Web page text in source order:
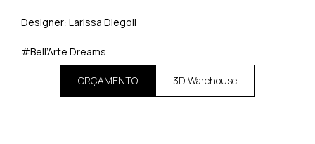
Designer: Larissa Diegoli
#Bell’Arte Dreams
ORÇAMENTO 3D Warehouse